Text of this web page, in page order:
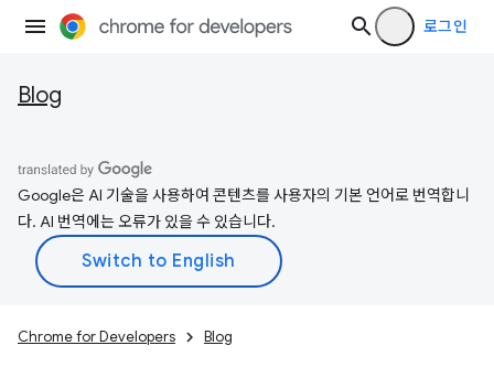
로그인
Blog
Google은 AI 기술을 사용하여 콘텐츠를 사용자의 기본 언어로 번역합니
다. AI 번역에는 오류가 있을 수 있습니다.
Chrome for Developers Blog